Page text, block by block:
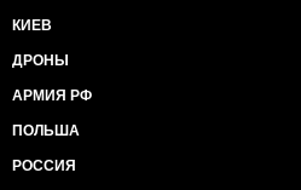
КИЕВ
ДРОНЫ
АРМИЯ РФ
ПОЛЬША
РОССИЯ